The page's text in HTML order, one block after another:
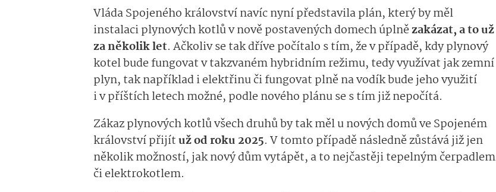
Vláda Spojeného království navíc nyní představila plán, který by měl
instalaci plynových kotlů v nově postavených domech úplnězakázat, a to už
za několik let. Ačkoliv se tak dříve počítalo s tím, že v případě, kdy plynový
kotel bude fungovat v takzvaném hybridním režimu, tedy využívat jak zemní
plyn, tak například i elektřinu či fungovat plně na vodík bude jeho využití
i v příštích letech možné, podle nového plánu se s tím již nepočítá.
Zákaz plynových kotlů všech druhů by tak měl u nových domů ve Spojeném
království přijítuž od roku 2025. V tomto případě následně zůstává již jen
několik možností, jak nový dům vytápět, a to nejčastěji tepelným čerpadlem
či elektrokotlem.